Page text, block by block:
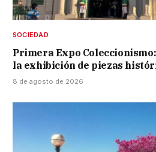
SOCIEDAD
Primera Expo
la exhibición de piezas
8 de agosto de 2026